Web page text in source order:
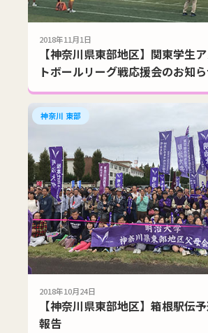
2018年11月1日
【神奈川県東部地区】関東学生
トボールリーグ戦応援会のお知
神奈川 東部
2018年10月24日
【神奈川県東部地区】箱根駅伝
報告